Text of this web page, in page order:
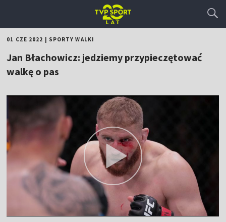
01 CZE 2022 SPORTY WALKI
Jan Błachowicz: jedziemy przypieczętować
walkę o pas